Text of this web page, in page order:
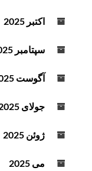
اکتبر 2025
سپتامبر 2025
آگوست 2025
جولای 2025
ژوئن 2025
می 2025